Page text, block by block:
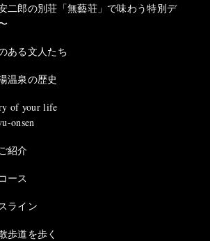
二郎の別荘「無藝荘」で味わう特別デ
ある文人たち
温泉の歴史
of your life
onsen
紹介
ース
ライン
歩道を歩く